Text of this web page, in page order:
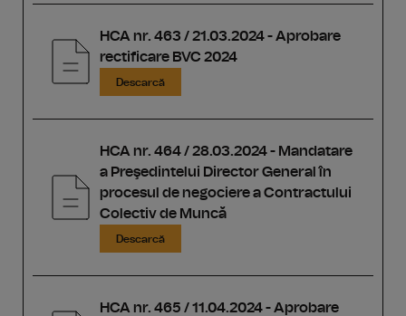
HCA nr. 463 / 21.03.2024 - Aprobare
rectificare BVC 2024
Descarcă
HCA nr. 464 / 28.03.2024 - Mandatare
a Preşedintelui Director General în
procesul de negociere a Contractului
Colectiv de Muncă
Descarcă
HCA nr. 465 / 11.04.2024 - Aprobare